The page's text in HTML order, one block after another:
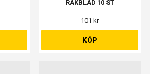
RAKBLAD 10 ST
101 kr
KÖP